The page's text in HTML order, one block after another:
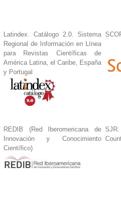
Latindex. Catálogo 2.0. Sistema
Regional de Información en Línea
para Revistas Científicas de
América Latina, el Caribe, España
y Portugal
REDIB (Red Iberomericana de
Innovación y Conocimiento
Científico)